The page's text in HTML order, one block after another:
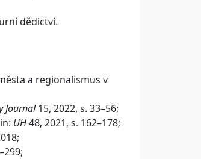
dědictví.
a regionalismus v
Journal15, 2022, s. 33–56;
UH48, 2021, s. 162–178;